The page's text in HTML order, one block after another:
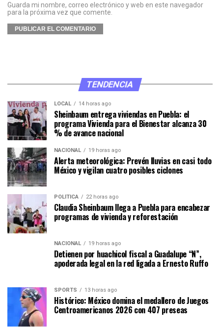
Guarda mi nombre, correo electrónico y web en este navegador
para la próxima vez que comente.
TENDENCIA
LOCAL 14 horas ago
Sheinbaum entrega viviendas en Puebla: el
programa Vivienda para el Bienestar alcanza 30
% de avance nacional
NACIONAL 19 horas ago
Alerta meteorológica: Prevén lluvias en casi todo
México y vigilan cuatro posibles ciclones
POLÍTICA 22 horas ago
Claudia Sheinbaum llega a Puebla para encabezar
programas de vivienda y reforestación
NACIONAL 19 horas ago
Detienen por huachicol fiscal a Guadalupe “N”,
apoderada legal en la red ligada a Ernesto Ruffo
SPORTS 13 horas ago
Histórico: México domina el medallero de Juegos
Centroamericanos 2026 con 407 preseas